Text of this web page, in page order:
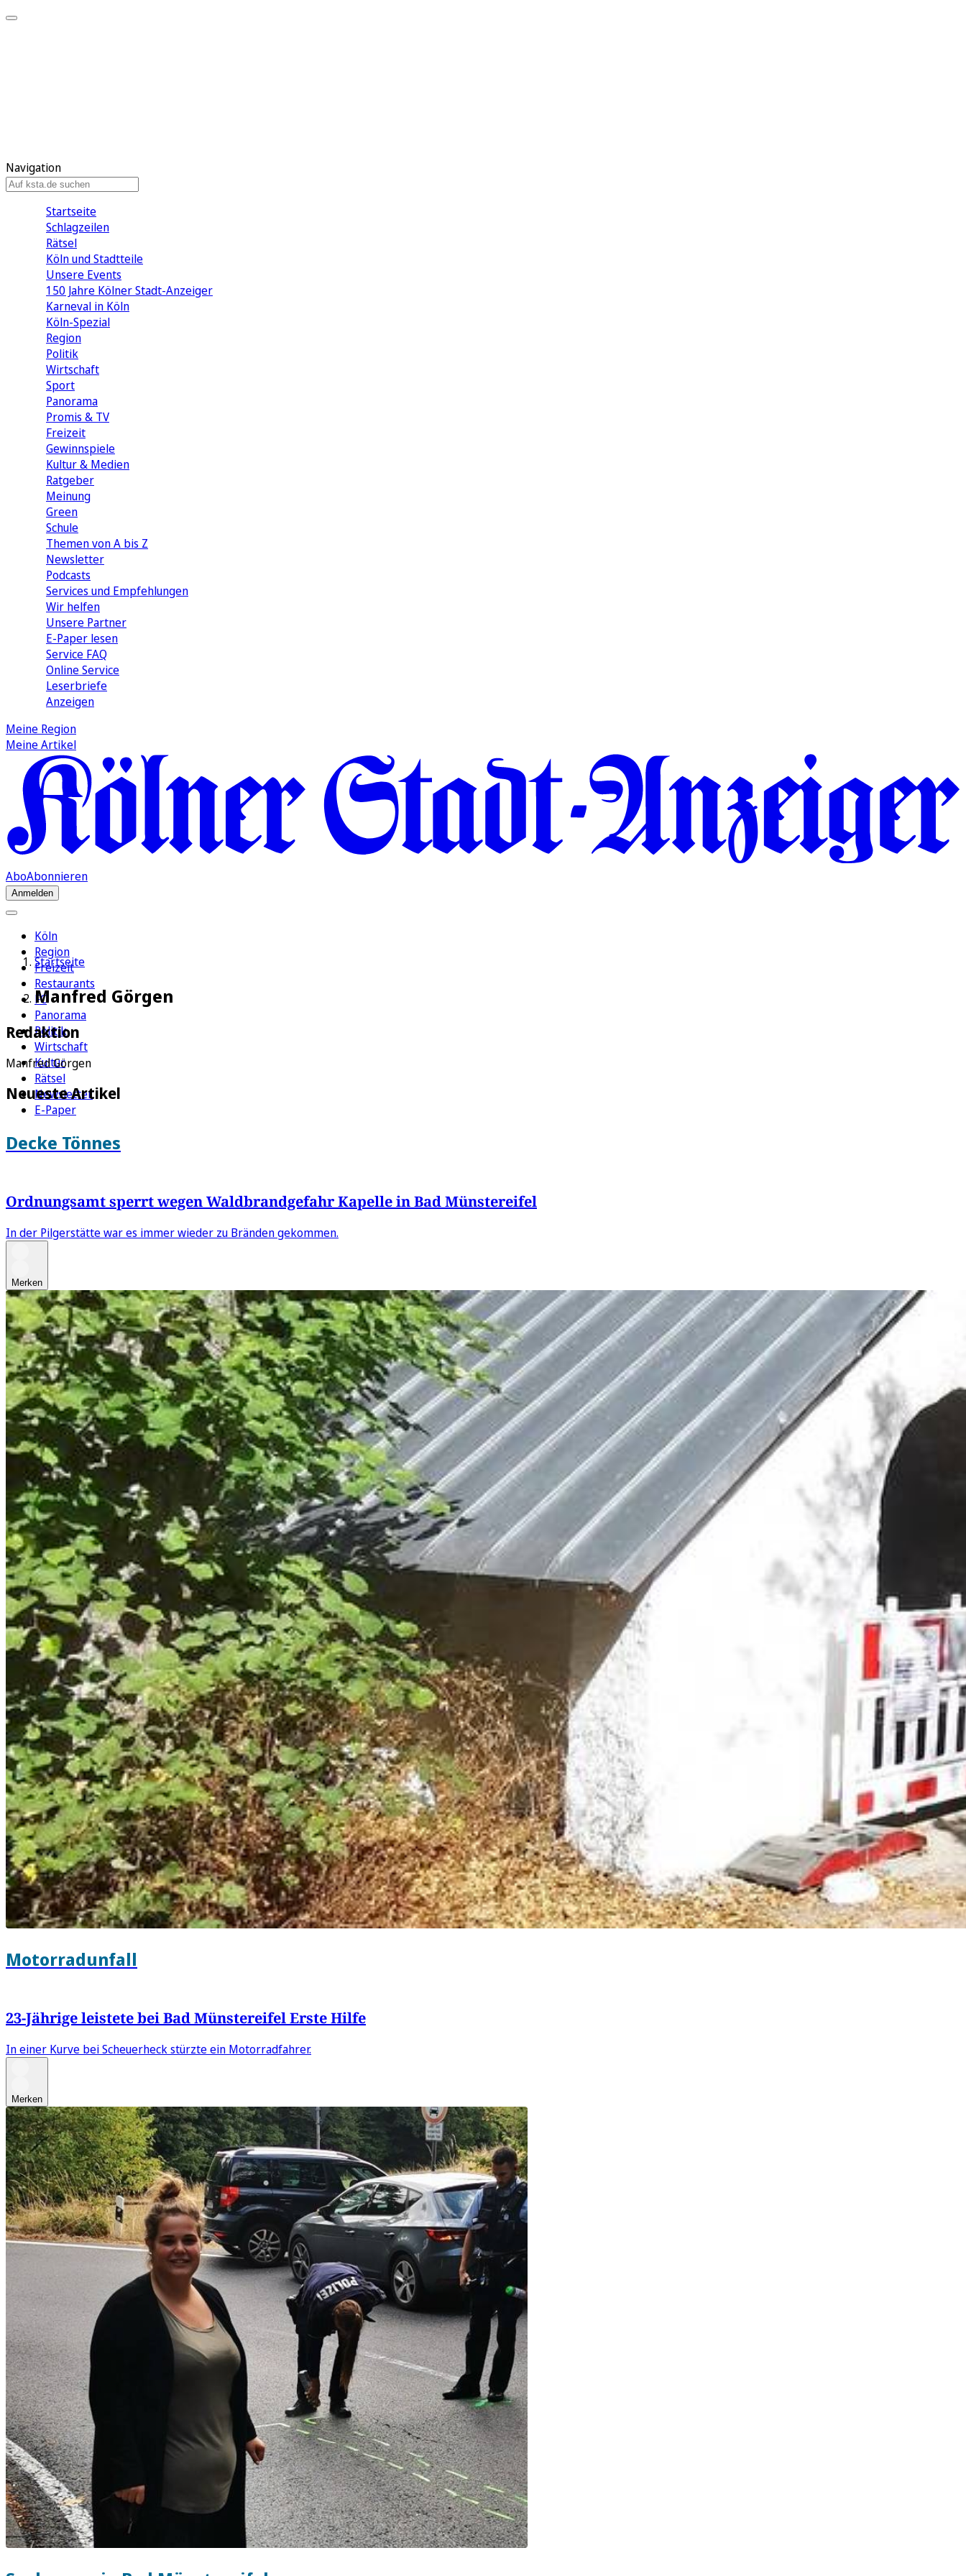
Navigation
Startseite
Schlagzeilen
Rätsel
Köln und Stadtteile
Unsere Events
150 Jahre Kölner Stadt-Anzeiger
Karneval in Köln
Köln-Spezial
Region
Politik
Wirtschaft
Sport
Panorama
Promis & TV
Freizeit
Gewinnspiele
Kultur & Medien
Ratgeber
Meinung
Green
Schule
Themen von A bis Z
Newsletter
Podcasts
Services und Empfehlungen
Wir helfen
Unsere Partner
E-Paper lesen
Service FAQ
Online Service
Leserbriefe
Anzeigen
Meine Region
Meine Artikel
AboAbonnieren
Anmelden
Köln
Region
Freizeit
Restaurants
FC
Panorama
Politik
Wirtschaft
Kultur
Rätsel
Newsletter
E-Paper
Startseite
Manfred Görgen
Redaktion
Manfred Görgen
Neueste Artikel
Decke Tönnes
Ordnungsamt sperrt wegen Waldbrandgefahr Kapelle in Bad Münstereifel
In der Pilgerstätte war es immer wieder zu Bränden gekommen.
Merken
Motorradunfall
23-Jährige leistete bei Bad Münstereifel Erste Hilfe
In einer Kurve bei Scheuerheck stürzte ein Motorradfahrer.
Merken